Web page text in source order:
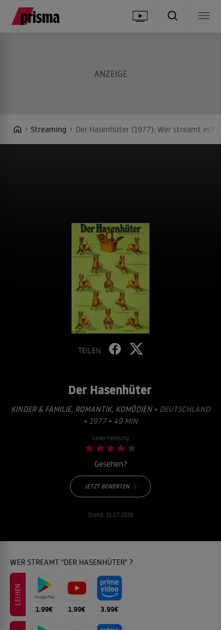
Streaming Der Hasenhüter (1977): Wer streamt es?
TEILEN
Der Hasenhüter
KINDER & FAMILIE, ROMANTIK, KOMÖDIEN• DEUTSCHLAND
• 1977 • 49 MIN
Lesermeinung
Gesehen?
JETZT BEWERTEN
Stand: 31.07.2026
WER STREAMT "DER HASENHÜTER" ?
LEIHEN
1.99€ 1.99€ 3.99€